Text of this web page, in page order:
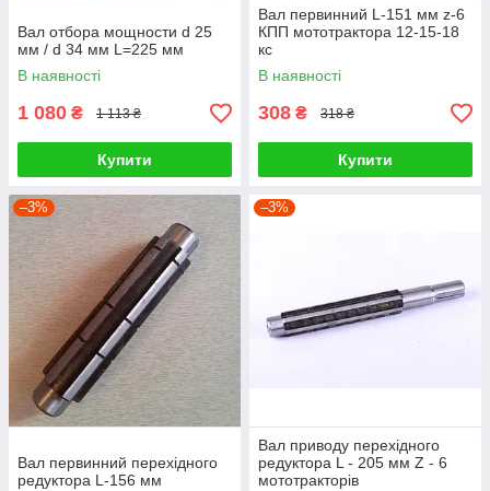
Вал отбора мощности d 25
мм / d 34 мм L=225 мм
В наявності
1 080 ₴ 1 113 ₴
Купити
Вал первинний L-151 мм z-6
КПП мототрактора 12-15-18
кс
В наявності
308 ₴ 318 ₴
Купити
–3%
Вал первинний перехідного
редуктора L-156 мм
–3%
Вал приводу перехідного
редуктора L - 205 мм Z - 6
мототракторів